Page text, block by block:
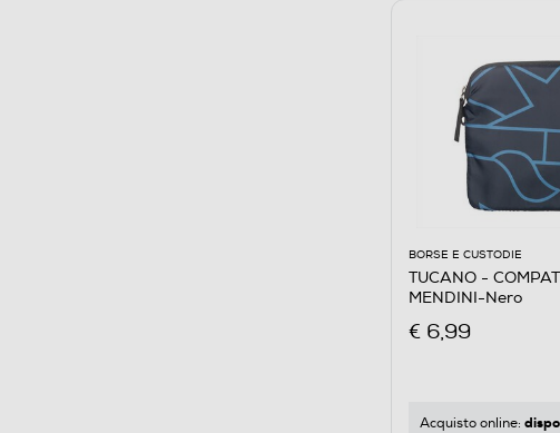
BORSE E CUSTODIE
TUCANO -
MENDINI-Nero
€ 6,99
Acquisto online: